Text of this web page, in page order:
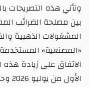
وتأتي هذه التصريحات
بين مصلحة الضرائب
المشغولات الذهبية
«المصنعية»
الأول من يوليو 2026 وحتى الثلاثين من يونيو 2027.